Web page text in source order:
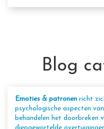
Blog
Emoties & patronen richt
psychologische aspecten
behandelen het doorbreken